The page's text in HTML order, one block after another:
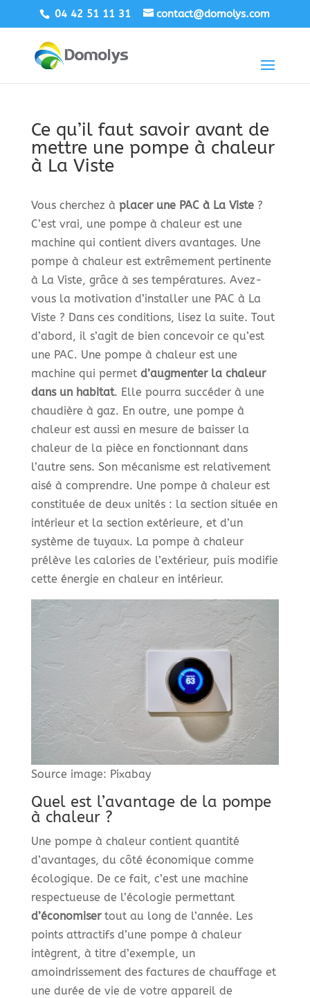
04 42 51 11 31 contact@domolys.com
Ce qu’il faut savoir avant de
mettre une pompe à chaleur
à La Viste
Vous cherchez à placer une PAC à La Viste?
C’est vrai, une pompe à chaleur est une
machine qui contient divers avantages. Une
pompe à chaleur est extrêmement pertinente
à La Viste, grâce à ses températures. Avez-
vous la motivation d’installer une PAC à La
Viste ? Dans ces conditions, lisez la suite. Tout
d’abord, il s’agit de bien concevoir ce qu’est
une PAC. Une pompe à chaleur est une
machine qui permet d’augmenter la chaleur
dans un habitat. Elle pourra succéder à une
chaudière à gaz. En outre, une pompe à
chaleur est aussi en mesure de baisser la
chaleur de la pièce en fonctionnant dans
l’autre sens. Son mécanisme est relativement
aisé à comprendre. Une pompe à chaleur est
constituée de deux unités : la section située en
intérieur et la section extérieure, et d’un
système de tuyaux. La pompe à chaleur
prélève les calories de l’extérieur, puis modifie
cette énergie en chaleur en intérieur.
Source image: Pixabay
Quel est l’avantage de la pompe
à chaleur ?
Une pompe à chaleur contient quantité
d’avantages, du côté économique comme
écologique. De ce fait, c’est une machine
respectueuse de l’écologie permettant
d’économisertout au long de l’année. Les
points attractifs d’une pompe à chaleur
intègrent, à titre d’exemple, un
amoindrissement des factures de chauffage et
une durée de vie de votre appareil de